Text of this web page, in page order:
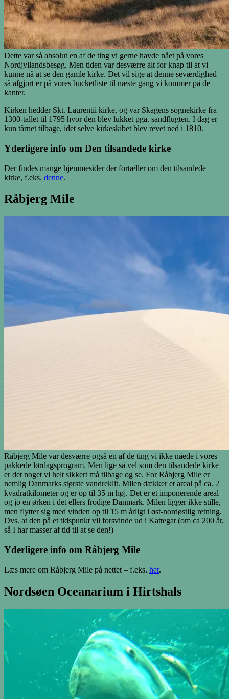
Dette var så absolut en af de ting vi gerne havde nået på vores
Nordjyllandsbesøg. Men tiden var desværre alt for knap til at vi
kunne nå at se den gamle kirke. Det vil sige at denne seværdighed
så afgjort er på vores bucketliste til næste gang vi kommer på de
kanter.
Kirken hedder Skt. Laurentii kirke, og var Skagens sognekirke fra
1300-tallet til 1795 hvor den blev lukket pga. sandflugten. I dag er
kun tårnet tilbage, idet selve kirkeskibet blev revet ned i 1810.
Yderligere info om Den tilsandede kirke
Der findes mange hjemmesider der fortæller om den tilsandede
kirke, f.eks. denne.
Råbjerg Mile
Råbjerg Mile var desværre også en af de ting vi ikke nåede i vores
pakkede lørdagsprogram. Men lige så vel som den tilsandede kirke
er det noget vi helt sikkert må tilbage og se. For Råbjerg Mile er
nemlig Danmarks største vandreklit. Milen dækker et areal på ca. 2
kvadratkilometer og er op til 35 m høj. Det er et imponerende areal
og jo en ørken i det ellers frodige Danmark. Milen ligger ikke stille,
men flytter sig med vinden op til 15 m årligt i øst-nordøstlig retning.
Dvs. at den på et tidspunkt vil forsvinde ud i Kattegat (om ca 200 år,
så I har masser af tid til at se den!)
Yderligere info om Råbjerg Mile
Læs mere om Råbjerg Mile på nettet – f.eks. her.
Nordsøen Oceanarium i Hirtshals